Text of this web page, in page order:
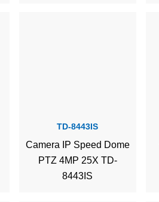
TD-8443IS
Camera IP Speed Dome
PTZ 4MP 25X TD-
8443IS